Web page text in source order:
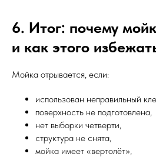
6. Итог: почему
и как этого
Мойка отрывается, если:
использован неправильный
поверхность не подготовлена,
нет выборки четверти,
структура не снята,
мойка имеет «вертолёт»,